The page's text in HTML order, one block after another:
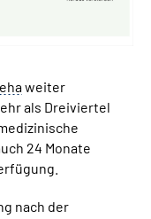
weiter
als Dreiviertel
24 Monate
nach der